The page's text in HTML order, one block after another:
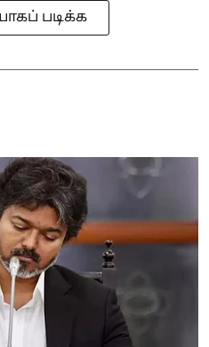
படிக்க